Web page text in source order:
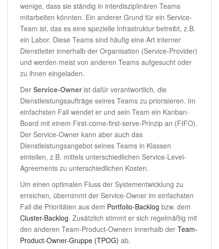
wenige, dass sie ständig in interdisziplinären Teams
mitarbeiten könnten. Ein anderer Grund für ein Service-
Team ist, das es eine spezielle Infrastruktur betreibt, z.B.
ein Labor. Diese Teams sind häufig eine Art interner
Dienstleiter innerhalb der Organisation (Service-Provider)
und werden meist von anderen Teams aufgesucht oder
zu ihnen eingeladen.
Der Service-Ownerist dafür verantwortlich, die
Dienstleistungsaufträge seines Teams zu priorisieren. Im
einfachsten Fall wendet er und sein Team ein Kanban-
Board mit einem First-come-first-serve-Prinzip an (FIFO).
Der Service-Owner kann aber auch das
Dienstleistungsangebot seines Teams in Klassen
einteilen, z.B. mittels unterschiedlichen Service-Level-
Agreements zu unterschiedlichen Kosten.
Um einen optimalen Fluss der Systementwicklung zu
erreichen, übernimmt der Service-Owner im einfachsten
Fall die Prioritäten aus dem Portfolio-Backlog bzw. dem
Cluster-Backlog. Zusätzlich stimmt er sich regelmäßig mit
den anderen Team-Product-Ownern innerhalb der Team-
Product-Owner-Gruppe (TPOG) ab.